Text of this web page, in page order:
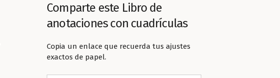
Comparte este Libro de
anotaciones con cuadrículas
Copia un enlace que recuerda tus ajustes
exactos de papel.